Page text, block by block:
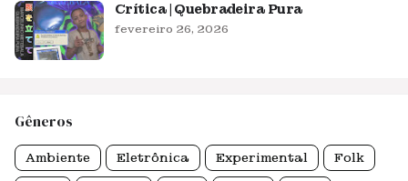
Crítica | Quebradeira Pura
fevereiro 26, 2026
Gêneros
Ambiente Eletrônica Experimental Folk